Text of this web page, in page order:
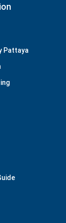
Pattaya